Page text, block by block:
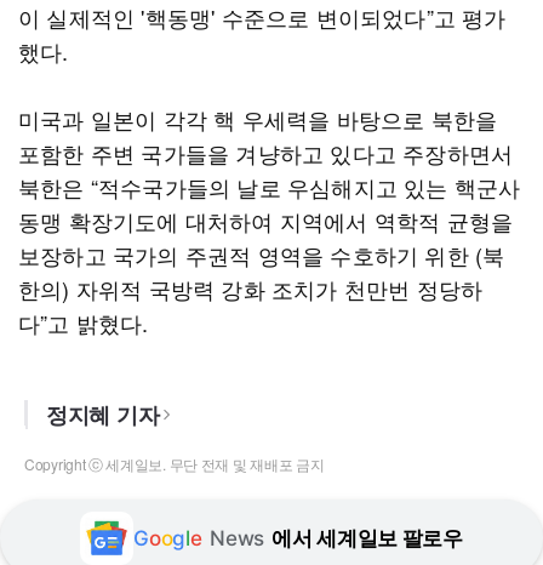
이 실제적인 '핵동맹' 수준으로 변이되었다”고 평가
했다.
미국과 일본이 각각 핵 우세력을 바탕으로 북한을
포함한 주변 국가들을 겨냥하고 있다고 주장하면서
북한은 “적수국가들의 날로 우심해지고 있는 핵군사
동맹 확장기도에 대처하여 지역에서 역학적 균형을
보장하고 국가의 주권적 영역을 수호하기 위한 (북
한의) 자위적 국방력 강화 조치가 천만번 정당하
다”고 밝혔다.
정지혜 기자
Copyright ⓒ 세계일보. 무단 전재 및 재배포 금지
Google News 에서 세계일보 팔로우